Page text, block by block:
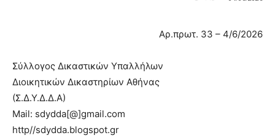
Αρ.πρωτ. 33 – 4/6/2026
Σύλλογος Δικαστικών Υπαλλήλων
Διοικητικών Δικαστηρίων Αθήνας
(Σ.Δ.Υ.Δ.Δ.Α)
Mail: sdydda[@]gmail.com
http//sdydda.blogspot.gr